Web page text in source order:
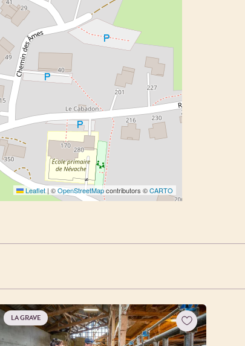
Leaflet | ©OpenStreetMapcontributors ©CARTO
LA GRAVE